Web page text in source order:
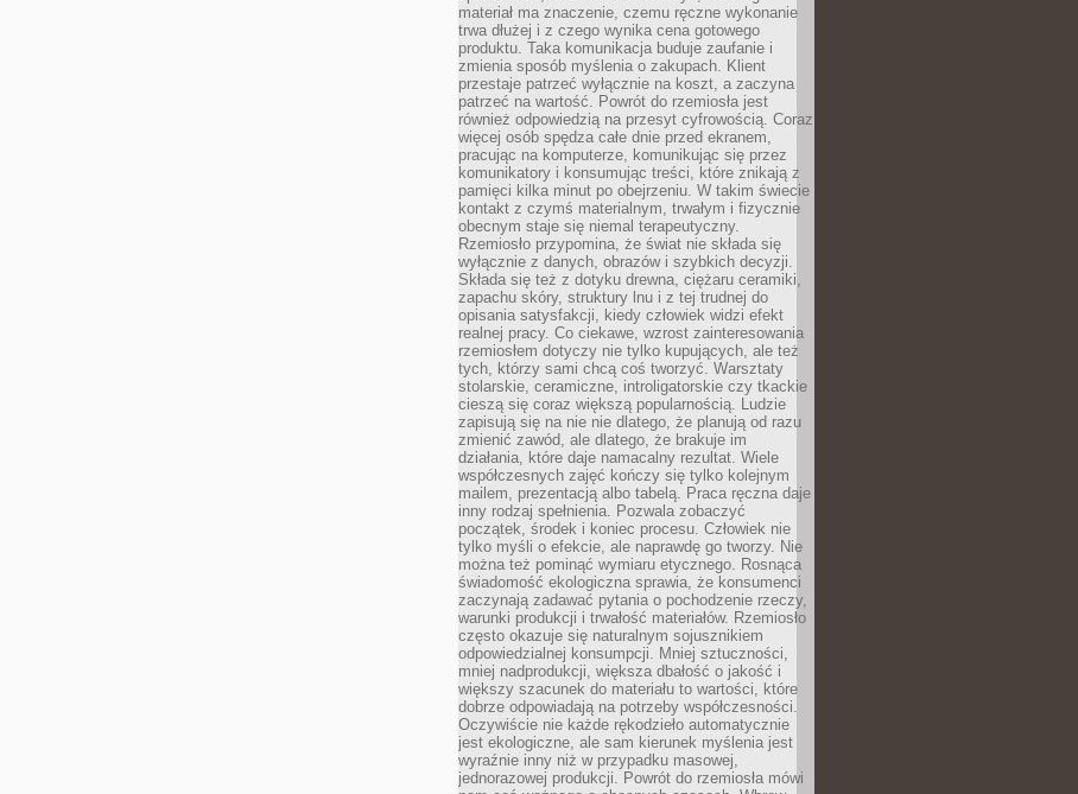
materiał ma znaczenie, czemu ręczne wykonanie
trwa dłużej i z czego wynika cena gotowego
produktu. Taka komunikacja buduje zaufanie i
zmienia sposób myślenia o zakupach. Klient
przestaje patrzeć wyłącznie na koszt, a zaczyna
patrzeć na wartość. Powrót do rzemiosła jest
również odpowiedzią na przesyt cyfrowością. Coraz
więcej osób spędza całe dnie przed ekranem,
pracując na komputerze, komunikując się przez
komunikatory i konsumując treści, które znikają z
pamięci kilka minut po obejrzeniu. W takim świecie
kontakt z czymś materialnym, trwałym i fizycznie
obecnym staje się niemal terapeutyczny.
Rzemiosło przypomina, że świat nie składa się
wyłącznie z danych, obrazów i szybkich decyzji.
Składa się też z dotyku drewna, ciężaru ceramiki,
zapachu skóry, struktury lnu i z tej trudnej do
opisania satysfakcji, kiedy człowiek widzi efekt
realnej pracy. Co ciekawe, wzrost zainteresowania
rzemiosłem dotyczy nie tylko kupujących, ale też
tych, którzy sami chcą coś tworzyć. Warsztaty
stolarskie, ceramiczne, introligatorskie czy tkackie
cieszą się coraz większą popularnością. Ludzie
zapisują się na nie nie dlatego, że planują od razu
zmienić zawód, ale dlatego, że brakuje im
działania, które daje namacalny rezultat. Wiele
współczesnych zajęć kończy się tylko kolejnym
mailem, prezentacją albo tabelą. Praca ręczna daje
inny rodzaj spełnienia. Pozwala zobaczyć
początek, środek i koniec procesu. Człowiek nie
tylko myśli o efekcie, ale naprawdę go tworzy. Nie
można też pominąć wymiaru etycznego. Rosnąca
świadomość ekologiczna sprawia, że konsumenci
zaczynają zadawać pytania o pochodzenie rzeczy,
warunki produkcji i trwałość materiałów. Rzemiosło
często okazuje się naturalnym sojusznikiem
odpowiedzialnej konsumpcji. Mniej sztuczności,
mniej nadprodukcji, większa dbałość o jakość i
większy szacunek do materiału to wartości, które
dobrze odpowiadają na potrzeby współczesności.
Oczywiście nie każde rękodzieło automatycznie
jest ekologiczne, ale sam kierunek myślenia jest
wyraźnie inny niż w przypadku masowej,
jednorazowej produkcji. Powrót do rzemiosła mówi